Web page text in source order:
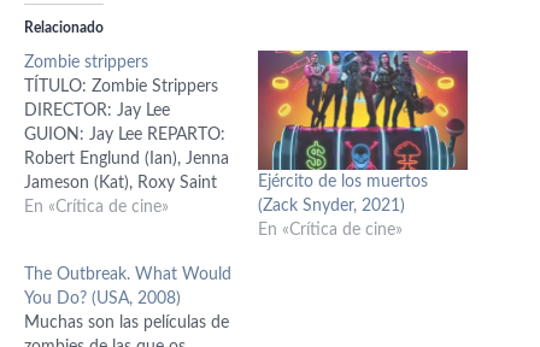
Relacionado
Zombie strippers
TÍTULO: Zombie Strippers
DIRECTOR: Jay Lee
GUION: Jay Lee REPARTO:
Robert Englund (Ian), Jenna
Jameson (Kat), Roxy Saint
(Lilith), Shamron Moore
Holland AÑO: 2008
MÚSICA: Billy White Acre
VESTUARIO: Brendan
En «Crítica de cine»
Ejército de los muertos
(Zack Snyder, 2021)
En «Crítica de cine»
The Outbreak. What Would
You Do? (USA, 2008)
Muchas son las películas de